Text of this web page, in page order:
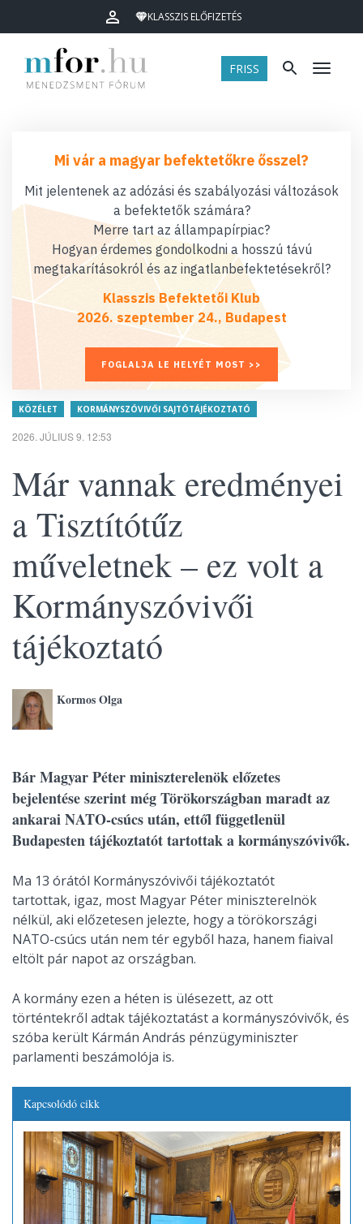
KLASSZIS ELŐFIZETÉS
FRISS Menü
Mi vár a magyar befektetőkre ősszel?
Mit jelentenek az adózási és szabályozási változások
a befektetők számára?
Merre tart az állampapírpiac?
Hogyan érdemes gondolkodni a hosszú távú
megtakarításokról és az ingatlanbefektetésekről?
Klasszis Befektetői Klub
2026. szeptember 24., Budapest
FOGLALJA LE HELYÉT MOST >>
KÖZÉLET KORMÁNYSZÓVIVŐI SAJTÓTÁJÉKOZTATÓ
2026. JÚLIUS 9. 12:53
Már vannak eredményei
a Tisztítótűz
műveletnek – ez volt a
Kormányszóvivői
tájékoztató
Kormos Olga
Bár Magyar Péter miniszterelenök előzetes
bejelentése szerint még Törökországban maradt az
ankarai NATO-csúcs után, ettől függetlenül
Budapesten tájékoztatót tartottak a kormányszóvivők.
Ma 13 órától Kormányszóvivői tájékoztatót
tartottak, igaz, most Magyar Péter miniszterelnök
nélkül, aki előzetesen jelezte, hogy a törökországi
NATO-csúcs után nem tér egyből haza, hanem fiaival
eltölt pár napot az országban.
A kormány ezen a héten is ülésezett, az ott
történtekről adtak tájékoztatást a kormányszóvivők, és
szóba került Kármán András pénzügyminiszter
parlamenti beszámolója is.
Kapcsolódó cikk